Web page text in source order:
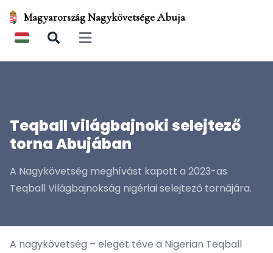
Magyarország Nagykövetsége Abuja
Open main menu
Teqball világbajnoki selejtező
torna Abujában
A Nagykövetség meghívást kapott a 2023-as
Teqball Világbajnokság nigériai selejtező tornájára.
A nagykövetség – eleget téve a Nigerian Teqball